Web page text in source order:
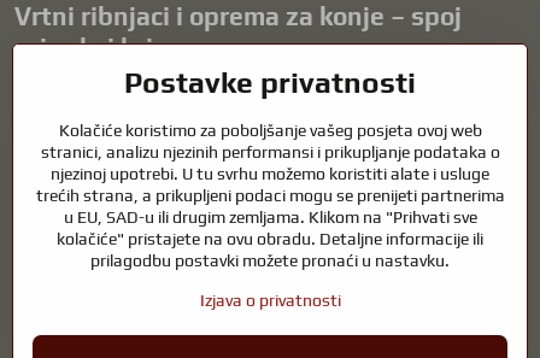
Vrtni ribnjaci i oprema za konje – spoj
prirode i brige
Vrtni ribnjaci prekrasan su dodatak svakom eksterijeru i stvaraju
skladno okruženje za opuštanje i život vodenih životinja. Pravilna
tehnologija, filtracija i redovito održavanje ključni su za čistu vodu i
zdrav ribnjak tijekom cijele godine. Jednako važna je briga o
životinjama koje su dio naših života.
Konjima je potrebna visokokvalitetna oprema za jahanje, pravilna
prehrana i odgovorna briga kako bi bili zdravi, jaki i zadovoljni. Bilo da
stvoriti okruženje koje podržava prirodnu ravnotežu, sigurnost i
dobrobit i životinja i ljudi.
Postavke privatnosti
Kolačiće koristimo za poboljšanje vašeg posjeta ovoj web
stranici, analizu njezinih performansi i prikupljanje podataka o
njezinoj upotrebi. U tu svrhu možemo koristiti alate i usluge
trećih strana, a prikupljeni podaci mogu se prenijeti partnerima
u EU, SAD-u ili drugim zemljama. Klikom na "Prihvati sve
kolačiće" pristajete na ovu obradu. Detaljne informacije ili
prilagodbu postavki možete pronaći u nastavku.
Izjava o privatnosti